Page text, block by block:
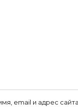
email и адрес